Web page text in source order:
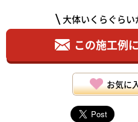
大体いくらぐら
この施工例
お気に